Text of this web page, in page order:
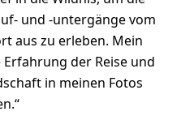
und -untergänge vom
aus zu erleben. Mein
der Reise und
in meinen Fotos